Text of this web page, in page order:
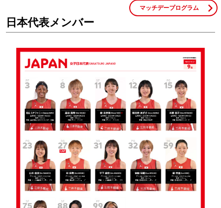
日本代表メンバー
マッチデープログラム